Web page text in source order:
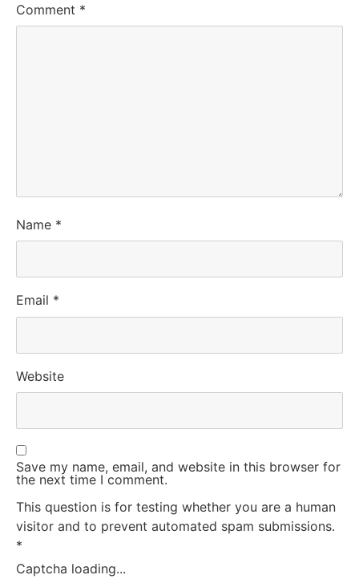
Comment *
Name *
Email *
Website
Save my name, email, and website in this browser for
the next time I comment.
This question is for testing whether you are a human
visitor and to prevent automated spam submissions.
*
Captcha loading...